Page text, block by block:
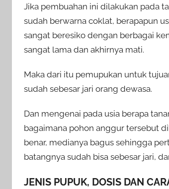
Jika pembuahan ini dilakukan pada
sudah berwarna coklat, berapapun
sangat beresiko dengan berbagai
sangat lama dan akhirnya mati.
Maka dari itu pemupukan untuk
sudah sebesar jari orang dewasa.
Dan mengenai pada usia berapa
bagaimana pohon anggur tersebut
benar, medianya bagus sehingga
batangnya sudah bisa sebesar jari,
JENIS PUPUK, DOSIS DAN